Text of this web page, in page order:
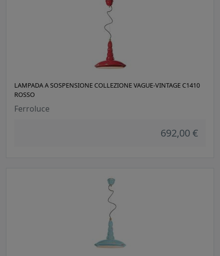
LAMPADA A SOSPENSIONE COLLEZIONE VAGUE-VINTAGE C1410
ROSSO
Ferroluce
692,00 €